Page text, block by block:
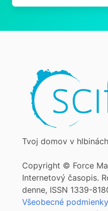
Tvoj domov v
Copyright © Force
Internetový časopis.
denne, ISSN 1339-
Všeobecné